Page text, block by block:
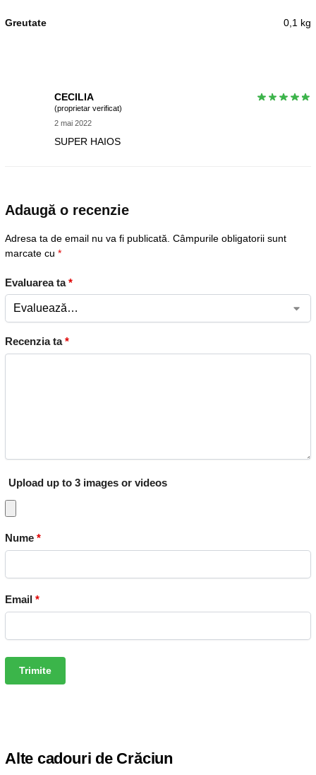
Greutate 0,1 kg
CECILIA
(proprietar verificat)
2 mai 2022
SUPER HAIOS
Adaugă o recenzie
Adresa ta de email nu va fi publicată. Câmpurile obligatorii sunt
marcate cu *
Evaluarea ta*
Recenzia ta*
Upload up to 3 images or videos
Nume *
Email *
Alte cadouri de Crăciun